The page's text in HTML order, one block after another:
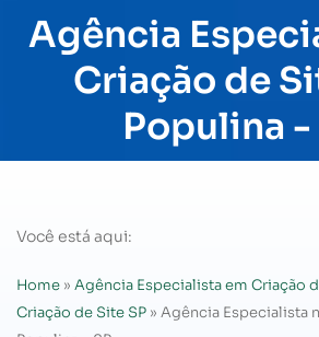
Agência
Criação de
Populina -
Você está aqui:
Home » Agência Especialista em Criação
Criação de Site SP » Agência Especialista